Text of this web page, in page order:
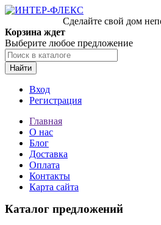
Сделайте свой дом
Корзина ждет
Выберите любое предложение
Найти
Вход
Регистрация
Главная
О нас
Блог
Доставка
Оплата
Контакты
Карта сайта
Каталог предложений